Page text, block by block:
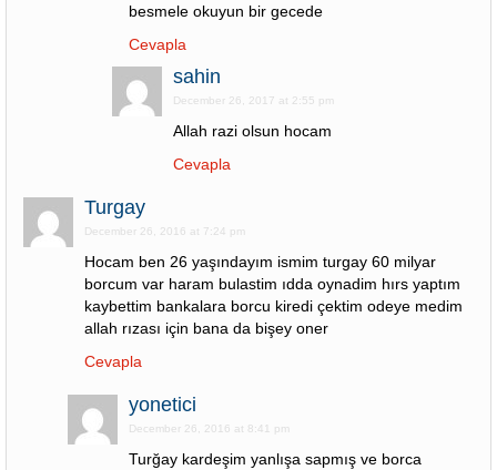
besmele okuyun bir gecede
Cevapla
sahin
December 26, 2017 at 2:55 pm
Allah razi olsun hocam
Cevapla
Turgay
December 26, 2016 at 7:24 pm
Hocam ben 26 yaşındayım ismim turgay 60 milyar
borcum var haram bulastim ıdda oynadim hırs yaptım
kaybettim bankalara borcu kiredi çektim odeye medim
allah rızası için bana da bişey oner
Cevapla
yonetici
December 26, 2016 at 8:41 pm
Turğay kardeşim yanlışa sapmış ve borca